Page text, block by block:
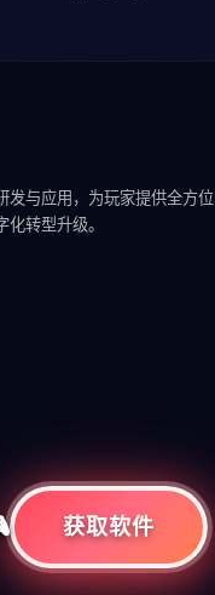
发与应用，为玩家提供全方位
转型升级。
获取软件